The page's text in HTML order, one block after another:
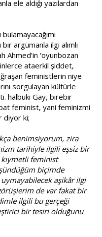
ele aldığı yazılardan
argümanla ilgi alımlı
Ahmed’in ‘oyunbozan
ataerkil şiddet,
feministlerin niye
sorgulayan kültürle
halbuki Gay, birebir
feminist, yani feminizmi
diyor ki;
benimsiyorum, zira
tarihiyle ilgili eşsiz bir
feminist
biçimde
aşikâr ilgi
de var fakat bir
ilgili bu gerçeği
bir tesiri olduğunu